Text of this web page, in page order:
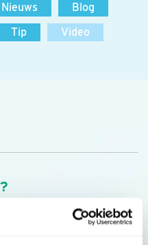
Nieuws
Blog
Tip
Video
inspiratie, acties en tips